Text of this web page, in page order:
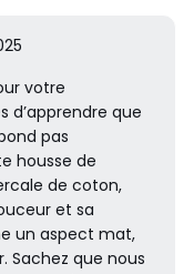
votre
que
pas
housse de
de coton,
et sa
un aspect mat,
Sachez que nous